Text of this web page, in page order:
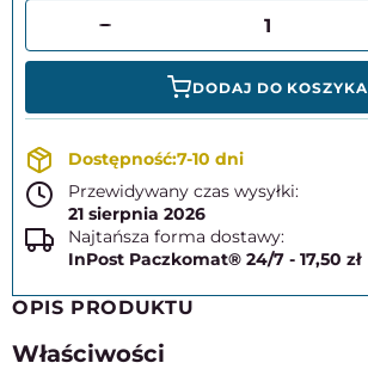
DODAJ DO KOSZYKA
7-10 dni
Przewidywany czas wysyłki:
21 sierpnia 2026
Najtańsza forma dostawy:
InPost Paczkomat® 24/7 - 17,50 zł
OPIS PRODUKTU
Właściwości